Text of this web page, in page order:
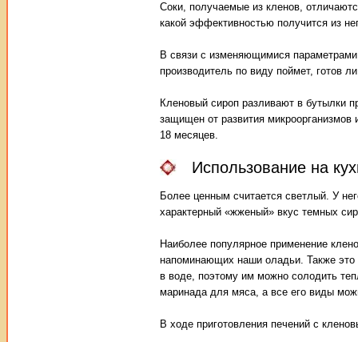
Соки, получаемые из кленов,
какой эффективностью получится из
В связи с изменяющимися
производитель по виду поймет, готов
Кленовый сироп разливают в бутылки
защищен от развития микроорганизмов
18 месяцев.
Использование на
Более ценным считается светлый. У
характерный «жженый» вкус темных
Наиболее популярное применение
напоминающих наши оладьи. Также это
в воде, поэтому им можно солодить
маринада для мяса, а все его виды
В ходе приготовления печений с